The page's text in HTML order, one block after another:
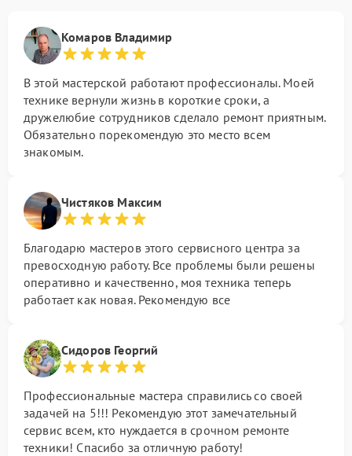
Комаров Владимир
В этой мастерской работают профессионалы. Моей
технике вернули жизнь в короткие сроки, а
дружелюбие сотрудников сделало ремонт приятным.
Обязательно порекомендую это место всем
знакомым.
Чистяков Максим
Благодарю мастеров этого сервисного центра за
превосходную работу. Все проблемы были решены
оперативно и качественно, моя техника теперь
работает как новая. Рекомендую все
Сидоров Георгий
Профессиональные мастера справились со своей
задачей на 5!!! Рекомендую этот замечательный
сервис всем, кто нуждается в срочном ремонте
техники! Спасибо за отличную работу!